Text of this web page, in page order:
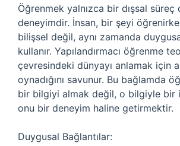
Öğrenmek yalnızca bir dışsal
deneyimdir. İnsan, bir şeyi
bilişsel değil, aynı zamanda
kullanır. Yapılandırmacı öğrenme
çevresindeki dünyayı anlamak için
oynadığını savunur. Bu bağlamda
bir bilgiyi almak değil, o bilgiyle bir
onu bir deneyim haline getirmektir.
Duygusal Bağlantılar: